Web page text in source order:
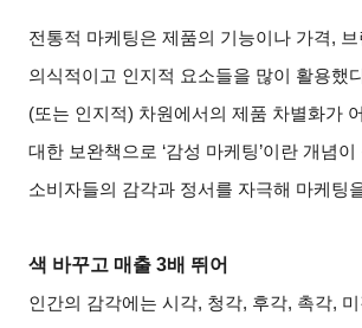
전통적 마케팅은 제품의 기능이나 가격, 브
의식적이고 인지적 요소들을 많이 활용했
(또는 인지적) 차원에서의 제품 차별화가
대한 보완책으로 ‘감성 마케팅’이란 개념
소비자들의 감각과 정서를 자극해 마케팅
색 바꾸고 매출 3배 뛰어
인간의 감각에는 시각, 청각, 후각, 촉각,